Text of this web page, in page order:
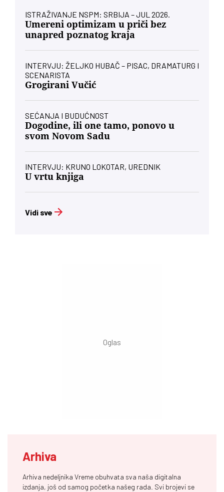
ISTRAŽIVANJE NSPM: SRBIJA – JUL 2026.
Umereni optimizam u priči bez
unapred poznatog kraja
INTERVJU: ŽELJKO HUBAČ – PISAC, DRAMATURG I
SCENARISTA
Grogirani Vučić
SEĆANJA I BUDUĆNOST
Dogodine, ili one tamo, ponovo u
svom Novom Sadu
INTERVJU: KRUNO LOKOTAR, UREDNIK
U vrtu knjiga
Vidi sve
Arhiva
Arhiva nedeljnika Vreme obuhvata sva naša digitalna
izdanja, još od samog početka našeg rada. Svi brojevi se